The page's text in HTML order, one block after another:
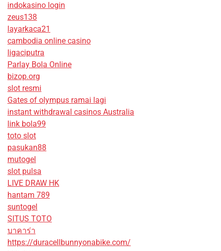
indokasino login
zeus138
layarkaca21
cambodia online casino
ligaciputra
Parlay Bola Online
bizop.org
slot resmi
Gates of olympus ramai lagi
instant withdrawal casinos Australia
link bola99
toto slot
pasukan88
mutogel
slot pulsa
LIVE DRAW HK
hantam 789
suntogel
SITUS TOTO
บาคาร่า
https://duracellbunnyonabike.com/